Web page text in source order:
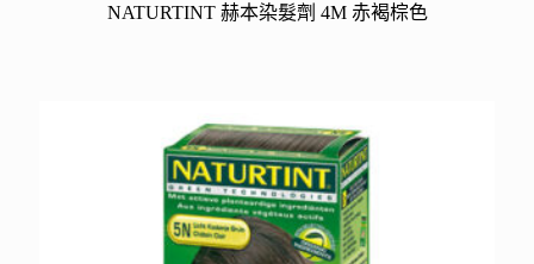
NATURTINT 赫本染髮劑 4M 赤褐棕色